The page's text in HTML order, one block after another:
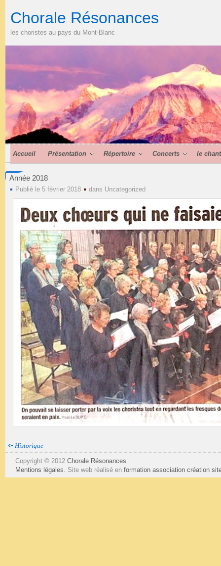
Chorale Résonances
les choristes au pays du Mont-Blanc
Accueil Présentation Répertoire Concerts le
Année 2018
Publié le 5 février 2018 dans Uncategorized
Historique
Copyright © 2012 Chorale Résonances
Mentions légales . Site web réalisé en formation association création